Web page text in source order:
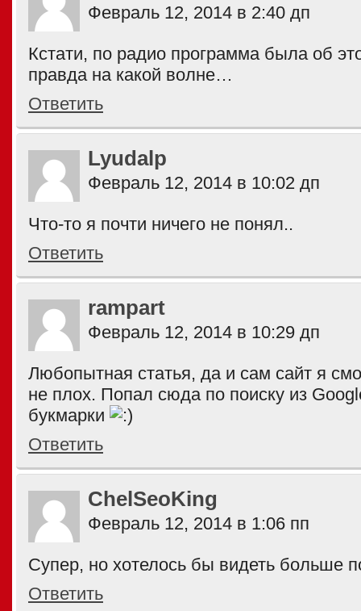
Февраль 12, 2014 в 2:40 дп
Кстати, по радио программа была об
правда на какой волне…
Ответить
Lyudalp
Февраль 12, 2014 в 10:02 дп
Что-то я почти ничего не понял..
Ответить
rampart
Февраль 12, 2014 в 10:29 дп
Любопытная статья, да и сам сайт я
не плох. Попал сюда по поиску из
букмарки
Ответить
ChelSeoKing
Февраль 12, 2014 в 1:06 пп
Супер, но хотелось бы видеть больше
Ответить